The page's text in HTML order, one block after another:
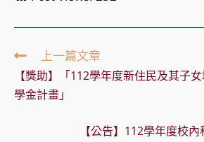
Read
more
articles
上一篇文章
【獎助】「112學年度新住民及其子女
學金計畫」
【公告】112學年度校